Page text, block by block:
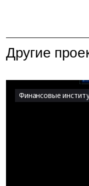
Другие
Финансовые